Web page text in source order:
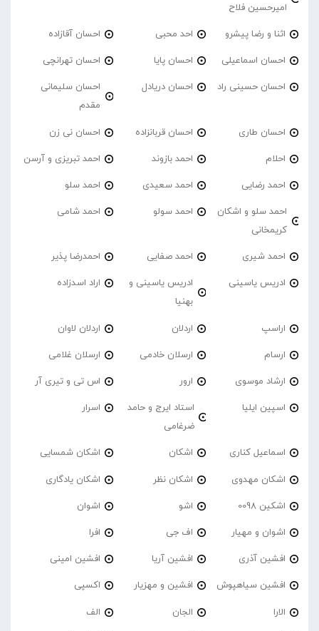
امیرحسین فلاح
اثنا و رضا پیشرو احد محبی احسان آقازاده
احسان اسماعیلی احسان پایا احسان تهرانچی
احسان حسینی راد احسان دریادل
احسان سلیمانی
مقدم
احسان طاری احسان قربانزاده احسان نی زن
احلام احمد بازوند احمد تبریزی و آرسن
احمد‌ رضایی احمد سعیدی احمد سلو
احمد سلو و اشکان
کریمخانی
احمد سولو احمد شامی
احمد شیری احمد صفایی احمدرضا پذیر
ادریس یاسینی
ادریس یاسینی و
بهنیا
اراد اسدزاده
اراسپ اردلان اردلان لاوان
ارسام ارسلان خادمی ارسلان غلامی
ارشاد موسوی ارور اس تی و تیری آر
اسپین ایلیا
استاد ایرج و حامد
ضرغامی
اسرار
اسماعیل کناری اشکان اشکان شمسایی
اشکان مهدوی اشکان نظر اشکان یادگاری
اشکین 0098 اشو اشوان
اشوان و مهیار اف جی افرا
افشین آذری افشین آریا افشین امینی
افشین سیاهپوش افشین و مهزیار اکسپی
الارا الجان الف